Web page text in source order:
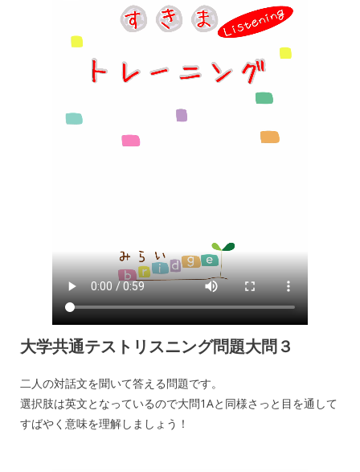
大学共通テストリスニング問題大問３
二人の対話文を聞いて答える問題です。
選択肢は英文となっているので大問1Aと同様さっと目を通して
すばやく意味を理解しましょう！